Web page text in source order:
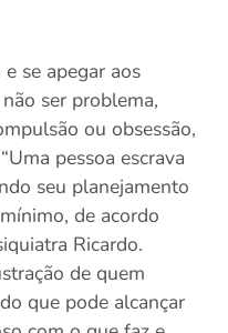
se apegar aos
ser problema,
ou obsessão,
pessoa escrava
seu planejamento
de acordo
Ricardo.
de quem
que pode alcançar